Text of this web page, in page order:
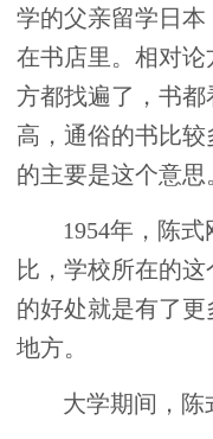
学的父亲留学日
在书店里。相对
方都找遍了，书
高，通俗的书比
的主要是这个意思
1954年，陈
比，学校所在的
的好处就是有了
地方。
大学期间，陈